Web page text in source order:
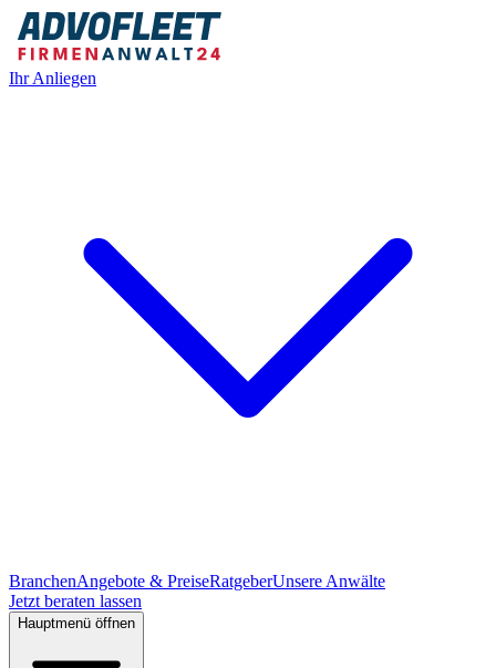
Ihr Anliegen
BranchenAngebote & PreiseRatgeberUnsere Anwälte
Jetzt beraten lassen
Hauptmenü öffnen